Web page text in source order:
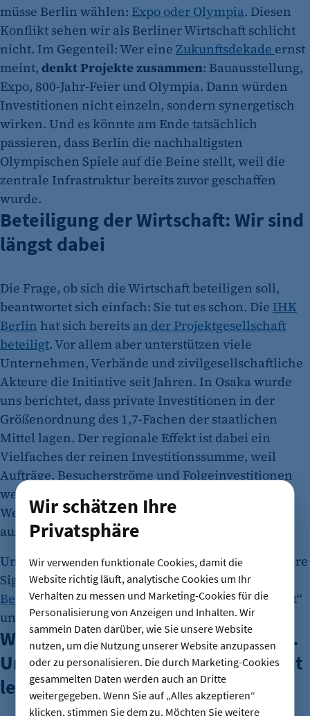
Wir schätzen Ihre
Privatsphäre
Wir verwenden funktionale Cookies, damit die
Website richtig läuft, analytische Cookies um Ihr
Verhalten zu messen und Marketing-Cookies für die
Personalisierung von Anzeigen und Inhalten. Wir
sammeln Daten darüber, wie Sie unsere Website
nutzen, um die Nutzung unserer Website anzupassen
oder zu personalisieren. Die durch Marketing-Cookies
gesammelten Daten werden auch an Dritte
weitergegeben. Wenn Sie auf „Alles akzeptieren“
klicken, stimmen Sie dem zu. Möchten Sie weitere
müsse Berlin wählen: Expo oder Olympia. Diesen
Konflikt sehen wir als Berliner Wirtschaft schlicht
nicht. Im Gegenteil: Wer eine Zukunftsdekade ernst
meint, denkt Projekte zusammen: Bauausstellung,
Expo, 800-Jahr-Feier und Olympia. Dann würden
Investitionen nicht einzeln, sondern synergetisch
wirken. Und es könnte am Ende tatsächlich
passieren, dass Berlin die nachhaltigsten
Olympischen Spiele auf die Beine stellt, weil die
zentrale Infrastruktur bereits zuvor geschaffen
wurde.
Beteiligung der Wirtschaft: Wir sind
längst dabei
Die Frage, ob sich die Wirtschaft beteiligen soll,
beantwortet sich einfach: Sie tut es schon. Die IHK
Berlin hat sich bereits an der Projektgesellschaft
beteiligt. Vor allem aber unterstützen viele
Unternehmen, Verbände und zivilgesellschaftliche
Akteure die Initiative seit Jahren. In Osaka wurde
uns berichtet, dass private Investitionen in der
Größenordnung des 1,7-Fachen der staatlichen
Mittel lagen. Der regionale Effekt ist dabei ein
Vielfaches der reinen Investitionssumme, weil
Aufträge, Besucherströme und Folgeinvestitionen
weit über das eigentliche Budget hinaus
Wertschöpfung in unserer Stadt und Region
auslösen.
Und aus dem internationalen Umfeld höre ich klare
Signale: „Man wünscht sich eineBewerbung aus
Berlin.“ Mehr noch: Es liege „auf dem Silbertablett“
und Berlin habe „sehr, sehr gute Chancen“.
Wer nein sagt, sagt nein zu Tempo.
Und das kann sich diese Stadt nicht
leisten